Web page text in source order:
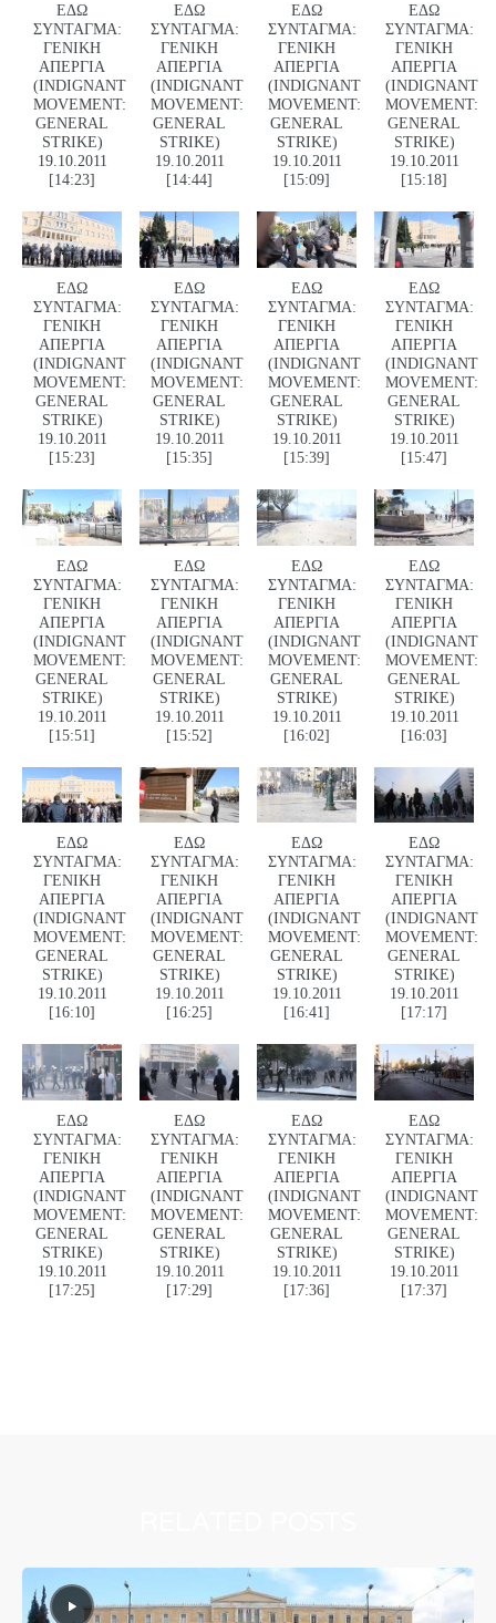
ΕΔΩ
ΣΥΝΤΑΓΜΑ:
ΓΕΝΙΚΗ
ΑΠΕΡΓΙΑ
(INDIGNANT
MOVEMENT:
GENERAL
STRIKE)
19.10.2011
[14:23]
ΕΔΩ
ΣΥΝΤΑΓΜΑ:
ΓΕΝΙΚΗ
ΑΠΕΡΓΙΑ
(INDIGNANT
MOVEMENT:
GENERAL
STRIKE)
19.10.2011
[14:44]
ΕΔΩ
ΣΥΝΤΑΓΜΑ:
ΓΕΝΙΚΗ
ΑΠΕΡΓΙΑ
(INDIGNANT
MOVEMENT:
GENERAL
STRIKE)
19.10.2011
[15:09]
ΕΔΩ
ΣΥΝΤΑΓΜΑ:
ΓΕΝΙΚΗ
ΑΠΕΡΓΙΑ
(INDIGNANT
MOVEMENT:
GENERAL
STRIKE)
19.10.2011
[15:18]
ΕΔΩ
ΣΥΝΤΑΓΜΑ:
ΓΕΝΙΚΗ
ΑΠΕΡΓΙΑ
(INDIGNANT
MOVEMENT:
GENERAL
STRIKE)
19.10.2011
[15:23]
ΕΔΩ
ΣΥΝΤΑΓΜΑ:
ΓΕΝΙΚΗ
ΑΠΕΡΓΙΑ
(INDIGNANT
MOVEMENT:
GENERAL
STRIKE)
19.10.2011
[15:35]
ΕΔΩ
ΣΥΝΤΑΓΜΑ:
ΓΕΝΙΚΗ
ΑΠΕΡΓΙΑ
(INDIGNANT
MOVEMENT:
GENERAL
STRIKE)
19.10.2011
[15:39]
ΕΔΩ
ΣΥΝΤΑΓΜΑ:
ΓΕΝΙΚΗ
ΑΠΕΡΓΙΑ
(INDIGNANT
MOVEMENT:
GENERAL
STRIKE)
19.10.2011
[15:47]
ΕΔΩ
ΣΥΝΤΑΓΜΑ:
ΓΕΝΙΚΗ
ΑΠΕΡΓΙΑ
(INDIGNANT
MOVEMENT:
GENERAL
STRIKE)
19.10.2011
[15:51]
ΕΔΩ
ΣΥΝΤΑΓΜΑ:
ΓΕΝΙΚΗ
ΑΠΕΡΓΙΑ
(INDIGNANT
MOVEMENT:
GENERAL
STRIKE)
19.10.2011
[15:52]
ΕΔΩ
ΣΥΝΤΑΓΜΑ:
ΓΕΝΙΚΗ
ΑΠΕΡΓΙΑ
(INDIGNANT
MOVEMENT:
GENERAL
STRIKE)
19.10.2011
[16:02]
ΕΔΩ
ΣΥΝΤΑΓΜΑ:
ΓΕΝΙΚΗ
ΑΠΕΡΓΙΑ
(INDIGNANT
MOVEMENT:
GENERAL
STRIKE)
19.10.2011
[16:03]
ΕΔΩ
ΣΥΝΤΑΓΜΑ:
ΓΕΝΙΚΗ
ΑΠΕΡΓΙΑ
(INDIGNANT
MOVEMENT:
GENERAL
STRIKE)
19.10.2011
[16:10]
ΕΔΩ
ΣΥΝΤΑΓΜΑ:
ΓΕΝΙΚΗ
ΑΠΕΡΓΙΑ
(INDIGNANT
MOVEMENT:
GENERAL
STRIKE)
19.10.2011
[16:25]
ΕΔΩ
ΣΥΝΤΑΓΜΑ:
ΓΕΝΙΚΗ
ΑΠΕΡΓΙΑ
(INDIGNANT
MOVEMENT:
GENERAL
STRIKE)
19.10.2011
[16:41]
ΕΔΩ
ΣΥΝΤΑΓΜΑ:
ΓΕΝΙΚΗ
ΑΠΕΡΓΙΑ
(INDIGNANT
MOVEMENT:
GENERAL
STRIKE)
19.10.2011
[17:17]
ΕΔΩ
ΣΥΝΤΑΓΜΑ:
ΓΕΝΙΚΗ
ΑΠΕΡΓΙΑ
(INDIGNANT
MOVEMENT:
GENERAL
STRIKE)
19.10.2011
[17:25]
ΕΔΩ
ΣΥΝΤΑΓΜΑ:
ΓΕΝΙΚΗ
ΑΠΕΡΓΙΑ
(INDIGNANT
MOVEMENT:
GENERAL
STRIKE)
19.10.2011
[17:29]
ΕΔΩ
ΣΥΝΤΑΓΜΑ:
ΓΕΝΙΚΗ
ΑΠΕΡΓΙΑ
(INDIGNANT
MOVEMENT:
GENERAL
STRIKE)
19.10.2011
[17:36]
ΕΔΩ
ΣΥΝΤΑΓΜΑ:
ΓΕΝΙΚΗ
ΑΠΕΡΓΙΑ
(INDIGNANT
MOVEMENT:
GENERAL
STRIKE)
19.10.2011
[17:37]